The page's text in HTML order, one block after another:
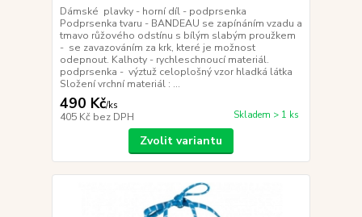
Dámské plavky - horní díl - podprsenka
Podprsenka tvaru - BANDEAU se zapínáním vzadu a
tmavo růžového odstínu s bílým slabým proužkem
- se zavazováním za krk, které je možnost
odepnout. Kalhoty - rychleschnoucí materiál.
podprsenka - výztuž celoplošný vzor hladká látka
Složení vrchní materiál : ...
490 Kč/ks
405 Kč bez DPH Skladem > 1 ks
Zvolit variantu